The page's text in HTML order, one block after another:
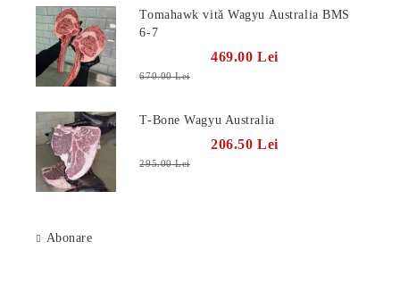
Tomahawk vită Wagyu Australia BMS
6-7
469.00 Lei
670.00 Lei
T-Bone Wagyu Australia
206.50 Lei
295.00 Lei
Abonare